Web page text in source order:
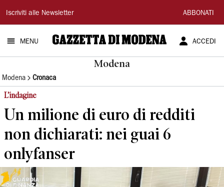
Gazzetta
di
Modena
Iscriviti alle Newsletter ABBONATI
MENU ACCEDI
Modena
Modena Cronaca
L’indagine
Un milione di euro di redditi
non dichiarati: nei guai 6
onlyfanser